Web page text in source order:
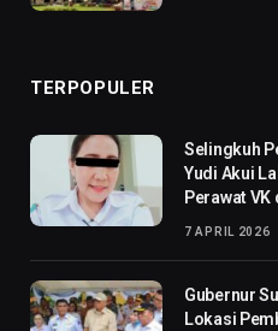
TERPOPULER
Selingkuh
Yudi Akui
Perawat VK
7 APRIL 2026
Gubernur
Lokasi